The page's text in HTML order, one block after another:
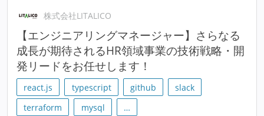
株式会社LITALICO
【エンジニアリングマネージャー】さらなる
成長が期待されるHR領域事業の技術戦略・開
発リードをお任せします！
react.js typescript github
slack
terraform
mysql …